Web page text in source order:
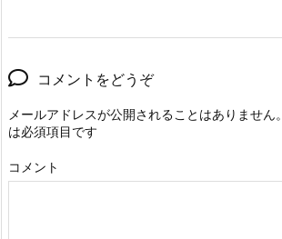
コメントをどうぞ
メールアドレスが公開されることはありません。
は必須項目です
コメント